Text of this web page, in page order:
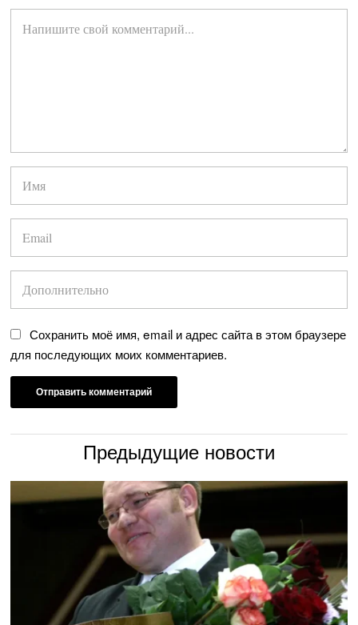
Сохранить моё имя, email и адрес сайта в этом браузере
для последующих моих комментариев.
Предыдущие новости